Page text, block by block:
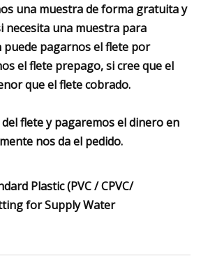
una muestra de forma gratuita y
necesita una muestra para
pagarnos el flete por
el flete prepago, si cree que el
que el flete cobrado.
flete y pagaremos el dinero en
nos da el pedido.